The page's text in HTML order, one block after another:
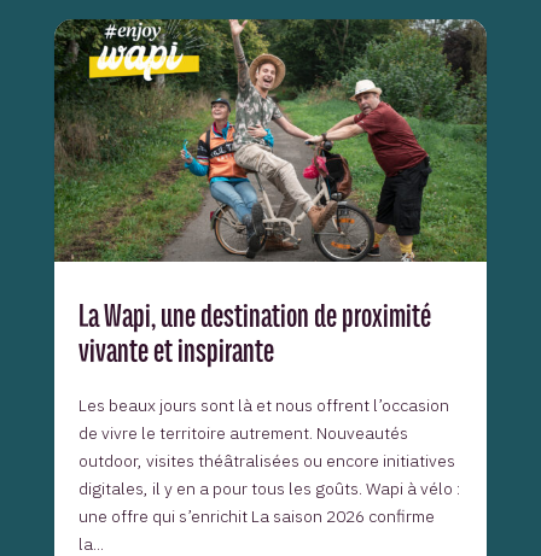
La Wapi, une destination de proximité
vivante et inspirante
Les beaux jours sont là et nous offrent l’occasion
de vivre le territoire autrement. Nouveautés
outdoor, visites théâtralisées ou encore initiatives
digitales, il y en a pour tous les goûts. Wapi à vélo :
une offre qui s’enrichit La saison 2026 confirme
la...